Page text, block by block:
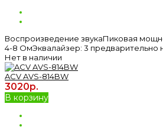
Воспроизведение звукаПиковая
4-8 ОмЭквалайзер: 3 предварительно
Нет в наличии
ACV AVS-814BW
3020р.
В корзину